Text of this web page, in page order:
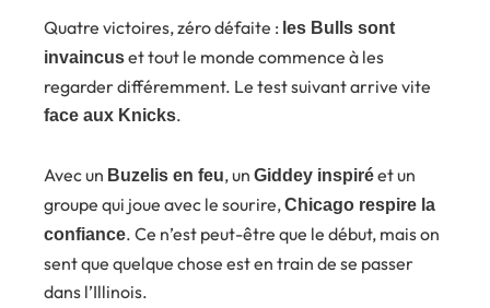
Quatre victoires, zéro défaite : les Bulls sont
invaincuset tout le monde commence à les
regarder différemment. Le test suivant arrive vite
face aux Knicks.
Avec un Buzelis en feu, un Giddey inspiréet un
groupe qui joue avec le sourire,Chicago respire la
confiance. Ce n’est peut-être que le début, mais on
sent que quelque chose est en train de se passer
dans l’Illinois.